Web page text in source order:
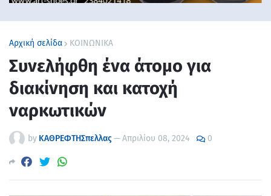
Αρχική σελίδα ΚΟΙΝΩΝΙΚΑ
Συνελήφθη ένα άτομο για
διακίνηση και κατοχή
ναρκωτικών
by ΚΑΘΡΕΦΤΗΣπελλας—Απριλίου 08, 2024 0